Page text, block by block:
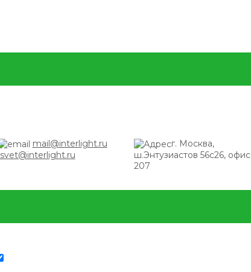
mail@interlight.ru
svet@interlight.ru
г. Москва,
ш.Энтузиастов 56с26, офис
207